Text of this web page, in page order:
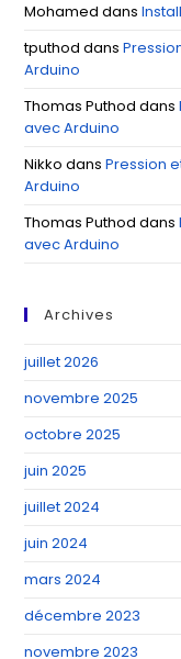
Mohamed dans
tputhod dans
Arduino
Thomas Puthod dans
avec Arduino
Nikko dansPression
Arduino
Thomas Puthod dans
avec Arduino
Archives
juillet 2026
novembre 2025
octobre 2025
juin 2025
juillet 2024
juin 2024
mars 2024
décembre 2023
novembre 2023